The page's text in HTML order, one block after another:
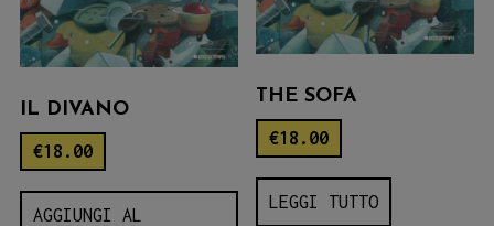
IL DIVANO
€18.00
AGGIUNGI AL
THE SOFA
€18.00
LEGGI TUTTO